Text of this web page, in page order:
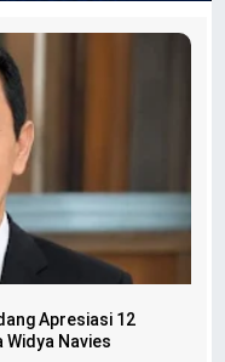
Apresiasi 12
Navies